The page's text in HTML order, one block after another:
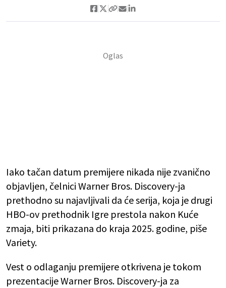
Iako tačan datum premijere nikada nije zvanično
objavljen, čelnici Warner Bros. Discovery-ja
prethodno su najavljivali da će serija, koja je drugi
HBO-ov prethodnik Igre prestola nakon Kuće
zmaja, biti prikazana do kraja 2025. godine, piše
Variety.
Vest o odlaganju premijere otkrivena je tokom
prezentacije Warner Bros. Discovery-ja za